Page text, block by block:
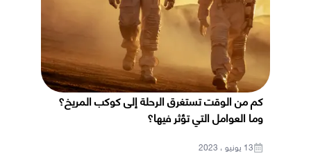
كم من الوقت تستغرق الرحلة إلى كوكب المريخ؟
وما العوامل التي تؤثر فيها؟
13 يونيو ، 2023